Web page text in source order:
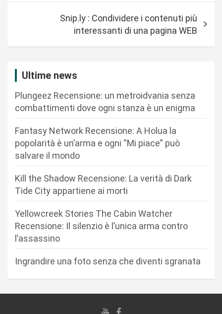
a
Snip.ly : Condividere i contenuti più
interessanti di una pagina WEB
Ultime news
Plungeez Recensione: un metroidvania senza
combattimenti dove ogni stanza è un enigma
Fantasy Network Recensione: A Holua la
popolarità è un’arma e ogni “Mi piace” può
salvare il mondo
Kill the Shadow Recensione: La verità di Dark
Tide City appartiene ai morti
Yellowcreek Stories The Cabin Watcher
Recensione: Il silenzio è l’unica arma contro
l’assassino
Ingrandire una foto senza che diventi sgranata